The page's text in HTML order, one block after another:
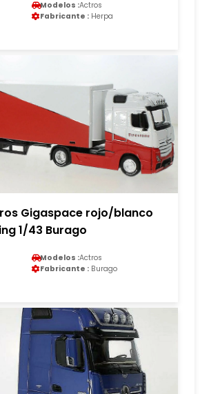
Modelos :Actros
Fabricante : Herpa
Gigaspace rojo/blanco
1/43 Burago
Modelos :Actros
Fabricante : Burago